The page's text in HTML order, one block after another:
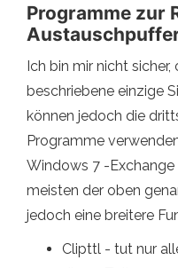
Programme zur
Ich bin mir nicht sicher,
beschriebene einzige
können jedoch die
Programme
Windows 7 -Exchange
meisten der oben
jedoch eine breitere
Clipttl - tut nur